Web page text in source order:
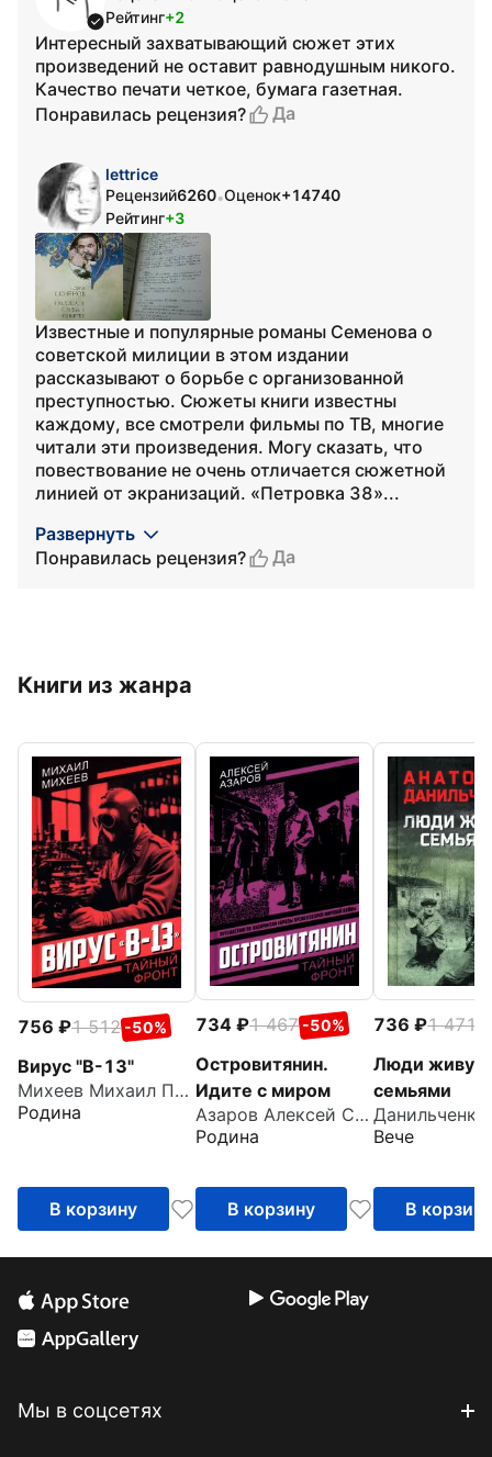
Рейтинг+2
Интересный захватывающий сюжет этих
произведений не оставит равнодушным никого.
Качество печати четкое, бумага газетная.
Понравилась рецензия?
Да
lettrice
Рецензий6260•Оценок+14740
Рейтинг+3
Известные и популярные романы Семенова о
советской милиции в этом издании
рассказывают о борьбе с организованной
преступностью. Сюжеты книги известны
каждому, все смотрели фильмы по ТВ, многие
читали эти произведения. Могу сказать, что
повествование не очень отличается сюжетной
линией от экранизаций. «Петровка 38»...
Развернуть
Понравилась рецензия?
Да
Книги из жанра
756 1 512 -50%
Вирус "В-13"
Михеев Михаил Петрович
Родина
В корзину
734 1 467 -50%
Островитянин.
Идите с миром
Азаров Алексей Сергеевич
Родина
В корзину
736 1 471
Люди живут
семьями
Вече
В корзину
Мы в соцсетях